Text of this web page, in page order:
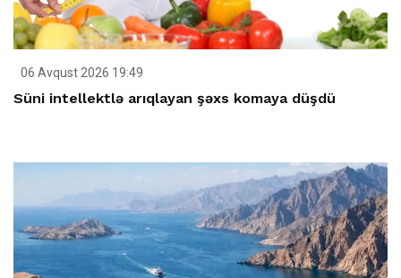
06 Avqust 2026 19:49
Süni intellektlə arıqlayan şəxs komaya düşdü